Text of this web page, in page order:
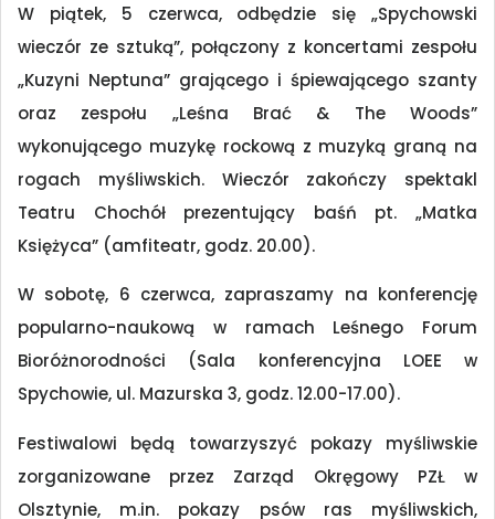
W piątek, 5 czerwca, odbędzie się „Spychowski
wieczór ze sztuką”, połączony z koncertami zespołu
„Kuzyni Neptuna” grającego i śpiewającego szanty
oraz zespołu „Leśna Brać & The Woods”
wykonującego muzykę rockową z muzyką graną na
rogach myśliwskich. Wieczór zakończy spektakl
Teatru Chochół prezentujący baśń pt. „Matka
Księżyca” (amfiteatr, godz. 20.00).
W sobotę, 6 czerwca, zapraszamy na konferencję
popularno-naukową w ramach Leśnego Forum
Bioróżnorodności (Sala konferencyjna LOEE w
Spychowie, ul. Mazurska 3, godz. 12.00-17.00).
Festiwalowi będą towarzyszyć pokazy myśliwskie
zorganizowane przez Zarząd Okręgowy PZŁ w
Olsztynie, m.in. pokazy psów ras myśliwskich,